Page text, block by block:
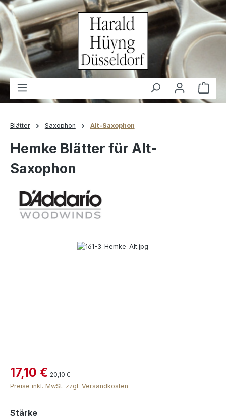
springen
Blätter Saxophon Alt-Saxophon
Hemke Blätter für Alt-
Saxophon
Bildergalerie überspringen
17,10 € 20,10 €
Preise inkl. MwSt. zzgl. Versandkosten
Stärkeauswählen